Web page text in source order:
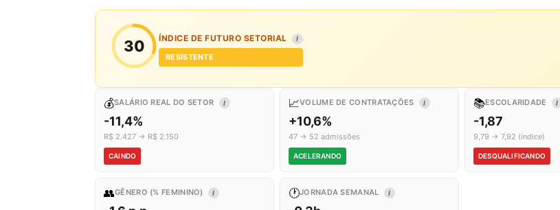
30 ÍNDICE DE FUTURO SETORIAL I
RESISTENTE
💰SALÁRIO REAL DO SETOR I
-11,4%
R$ 2.427 → R$ 2.150
CAINDO
📈VOLUME DE CONTRATAÇÕES I
+10,6%
47 → 52 admissões
ACELERANDO
📚ESCOLARIDADE I
-1,87
9,79 → 7,92 (índice)
DESQUALIFICANDO
👥GÊNERO (% FEMININO) I 🕐JORNADA SEMANAL I